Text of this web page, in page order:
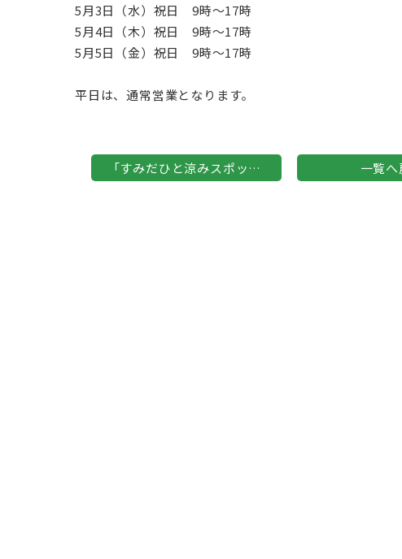
5月3日（水）祝日 9時〜17時
5月4日（木）祝日 9時〜17時
5月5日（金）祝日 9時〜17時
平日は、通常営業となります。
「すみだひと涼みスポット薬局」 一覧へ